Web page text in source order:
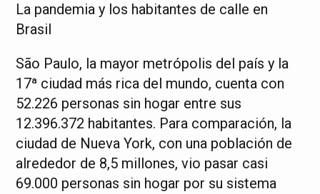
La pandemia y los habitantes de calle en
Brasil
São Paulo, la mayor metrópolis del país y la
17ª ciudad más rica del mundo, cuenta con
52.226 personas sin hogar entre sus
12.396.372 habitantes. Para comparación, la
ciudad de Nueva York, con una población de
alrededor de 8,5 millones, vio pasar casi
69.000 personas sin hogar por su sistema